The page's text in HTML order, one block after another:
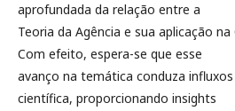
aprofundada da relação entre a
Teoria da Agência e sua aplicação na
Com efeito, espera-se que esse
avanço na temática conduza
científica, proporcionando insights